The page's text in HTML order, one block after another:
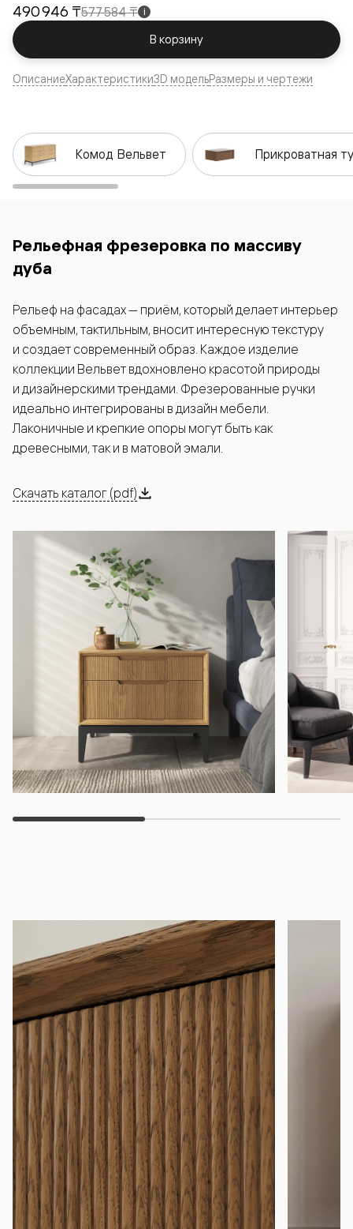
490 946 ₸577 584 ₸ i
В корзину
ОписаниеХарактеристики3D модельРазмеры и чертежи
Комод Вельвет Прикроватная
Рельефная фрезеровка по массиву
дуба
Рельеф на фасадах — приём, который делает интерьер
объемным, тактильным, вносит интересную текстуру
и создает современный образ. Каждое изделие
коллекции Вельвет вдохновлено красотой природы
и дизайнерскими трендами. Фрезерованные ручки
идеально интегрированы в дизайн мебели.
Лаконичные и крепкие опоры могут быть как
древесными, так и в матовой эмали.
Скачать каталог (pdf)